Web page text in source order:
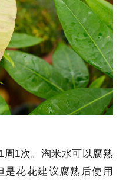
周1次。淘米水可以腐熟
是花花建议腐熟后使用